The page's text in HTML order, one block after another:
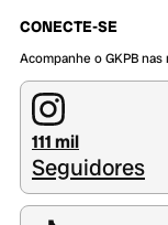
CONECTE-SE
Acompanhe o GKPB
111 mil
Seguidores